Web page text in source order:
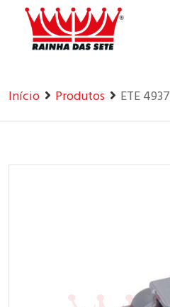
Home Produtos
Início Produtos ETE 4937